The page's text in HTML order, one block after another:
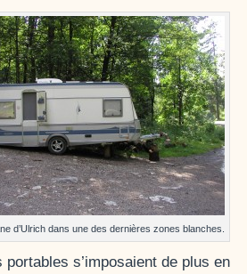
d’Ulrich dans une des dernières zones blanches.
s’imposaient de plus en